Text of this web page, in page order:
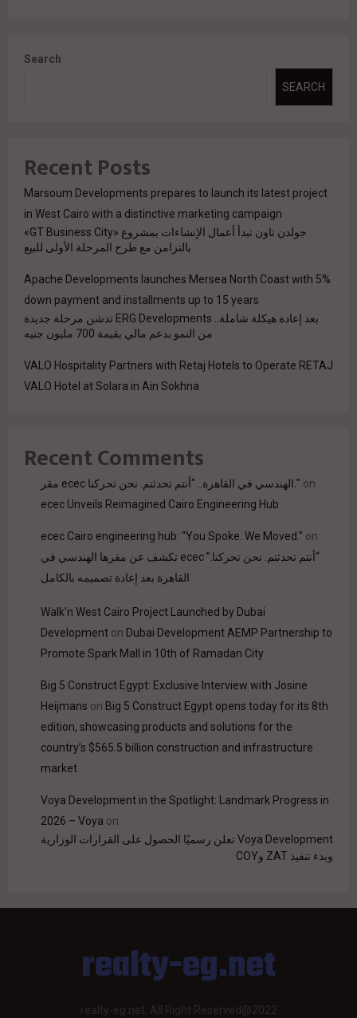
Search
SEARCH
Recent Posts
Marsoum Developments prepares to launch its latest project
in West Cairo with a distinctive marketing campaign
جولدن تاون تبدأ أعمال الإنشاءات بمشروع «GT Business City»
بالتزامن مع طرح المرحلة الأولى للبيع
Apache Developments launches Mersea North Coast with 5%
down payment and installments up to 15 years
بعد إعادة هيكلة شاملة.. ERG Developments تدشن مرحلة جديدة
من النمو بدعم مالي بقيمة 700 مليون جنيه
VALO Hospitality Partners with Retaj Hotels to Operate RETAJ
VALO Hotel at Solara in Ain Sokhna
Recent Comments
مقر ecec الهندسي في القاهرة.. "أنتم تحدثتم. نحن تحركنا." on
ecec Unveils Reimagined Cairo Engineering Hub
ecec Cairo engineering hub: "You Spoke. We Moved." on
“أنتم تحدثتم. نحن تحركنا.” ecec تكشف عن مقرها الهندسي في
القاهرة بعد إعادة تصميمه بالكامل
Walk'n West Cairo Project Launched by Dubai
Development on Dubai Development AEMP Partnership to
Promote Spark Mall in 10th of Ramadan City
Big 5 Construct Egypt: Exclusive Interview with Josine
Heijmans on Big 5 Construct Egypt opens today for its 8th
edition, showcasing products and solutions for the
country’s $565.5 billion construction and infrastructure
market
Voya Development in the Spotlight: Landmark Progress in
2026 – Voya on
Voya Development تعلن رسميًا الحصول على القرارات الوزارية
وبدء تنفيذ ZAT وCOY
realty-eg.net
realty-eg.net. All Right Reserved@2022